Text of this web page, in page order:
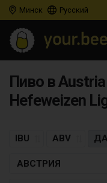
Минск Русский
Пиво в
Hefeweizen
IBU ABV
АВСТРИЯ